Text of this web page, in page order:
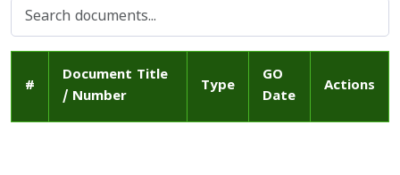
#
Document Title
/ Number
Type
GO
Date
Actions